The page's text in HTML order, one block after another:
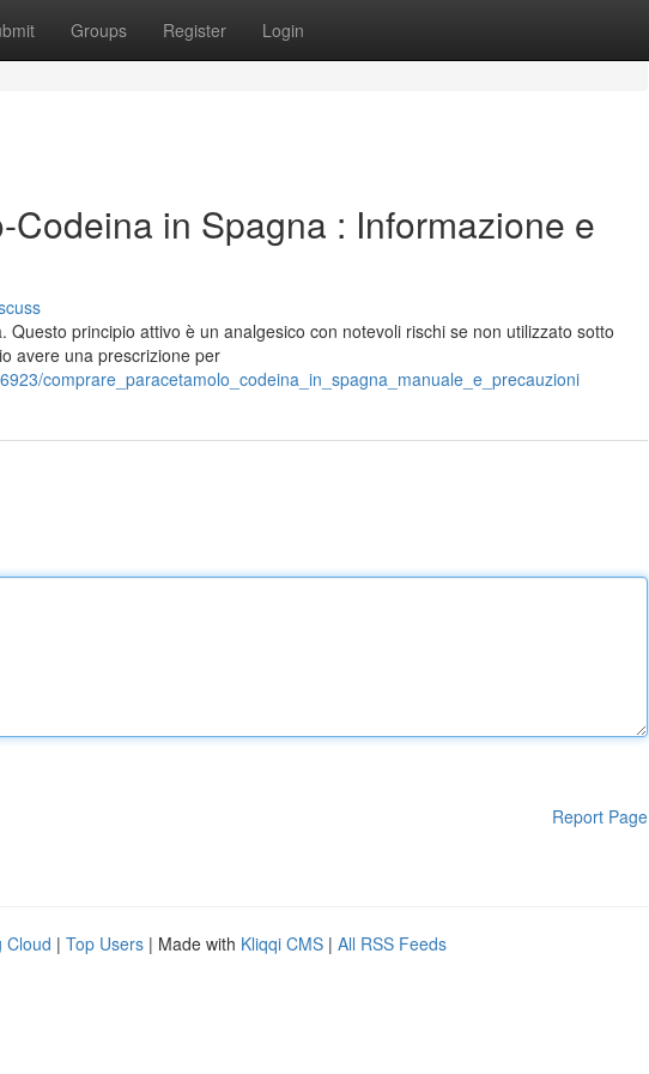
Groups Register Login
in Spagna : Informazione e
principio attivo è un analgesico con notevoli rischi se non utilizzato sotto
avere una prescrizione per
comprare_paracetamolo_codeina_in_spagna_manuale_e_precauzioni
Report Page
Cloud | Top Users | Made with Kliqqi CMS | All RSS Feeds